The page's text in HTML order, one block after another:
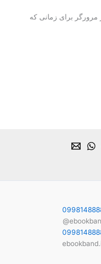
مرورگر برای زمانی که